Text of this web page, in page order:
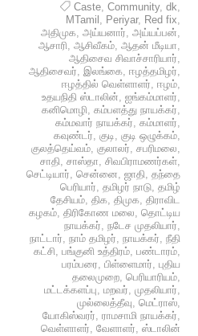
Caste, Community, dk,
MTamil , Periyar, Red fix,
அதிமுக, அய்யனார், அய்யப்பன்,
ஆசாரி, ஆசிவீகம், ஆதன் மீடியா,
ஆதிசைவ சிவாச்சாரியார்,
ஆதிசைவர், இலங்கை, ஈழத்தமிழர்,
ஈழத்தில் வெள்ளாளர், ஈழம்,
உதயநிதி ஸ்டாலின், ஐங்கம்மாளர்,
கனிமொழி, கம்பளத்து நாயக்கர்,
கம்மவார் நாயக்கர், கம்மாளர்,
கவுண்டர், குடி, குடி ஒழுக்கம்,
குலத்தெய்வம், குலாலர், சபரிமலை,
சாதி, சாஸ்தா, சிவபிராமணர்கள்,
செட்டியார், சென்னை, ஜாதி, தந்தை
பெரியார், தமிழர் நாடு, தமிழ்
தேசியம், திக, திமுக, திராவிட
கழகம், திரிகோண மலை, தொட்டிய
நாயக்கர், நடேச முதலியார்,
நாட்டார், நாம் தமிழர், நாயக்கர், நீதி
கட்சி, பங்குனி உத்திரம், பண்டாரம்,
பரம்பரை, பிள்ளைமார், புதிய
தலைமுறை, பெரியாரியம்,
மட்டக்களப்பு, மறவர், முதலியார்,
முல்லைத்தீவு, மெட்ராஸ்,
யோகிஸ்வரர், ராமசாமி நாயக்கர்,
வெள்ளாளர், வேளாளர், ஸ்டாலின்